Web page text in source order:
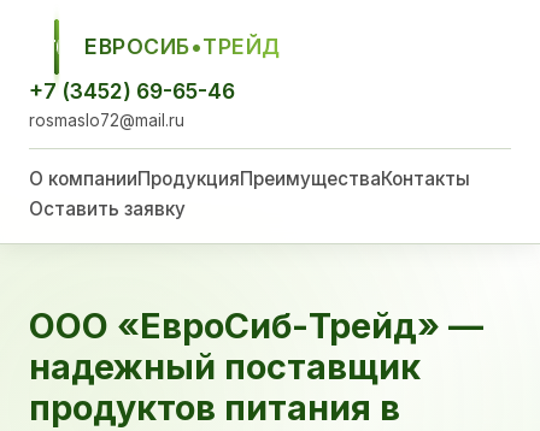
ЕСТ
ЕВРОСИБ•ТРЕЙД
+7 (3452) 69-65-46
rosmaslo72@mail.ru
О компанииПродукцияПреимуществаКонтакты
Оставить заявку
ООО «ЕвроСиб-Трейд» —
надежный поставщик
продуктов питания в